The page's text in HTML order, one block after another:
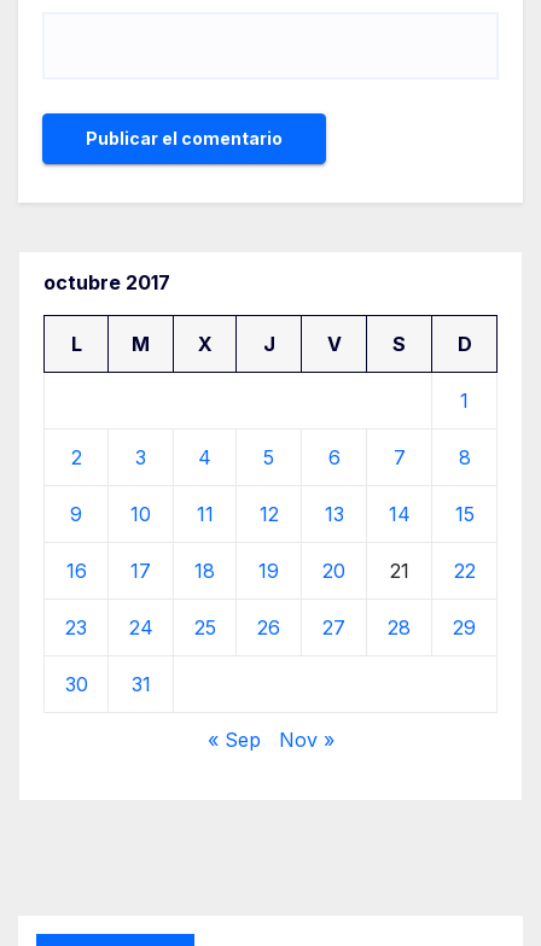
octubre 2017
L M X J V S D
1
2 3 4 5 6 7 8
9 10 11 12 13 14 15
16 17 18 19 20 21 22
23 24 25 26 27 28 29
30 31
« Sep Nov »